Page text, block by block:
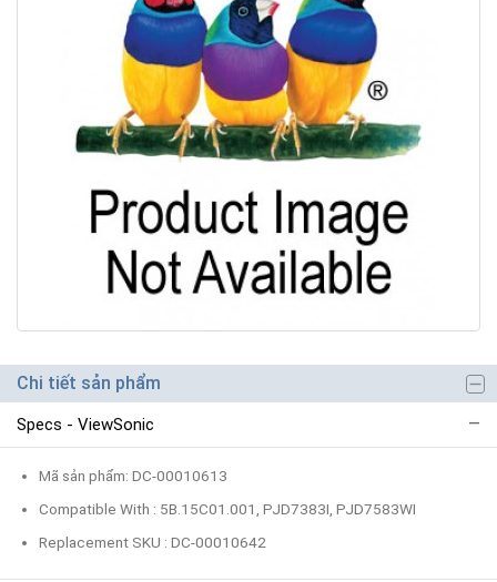
Chi tiết sản phẩm
Specs - ViewSonic
Mã sản phẩm: DC-00010613
Compatible With : 5B.15C01.001, PJD7383I, PJD7583WI
Replacement SKU : DC-00010642